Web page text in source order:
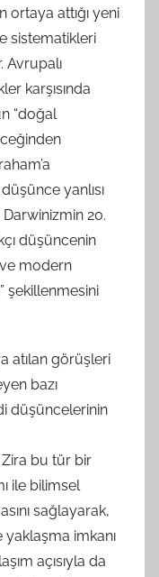
ortaya attığı yeni
sistematikleri
Avrupalı
karşısında
“doğal
yanlısı
20.
düşüncenin
modern
şekillenmesini
atılan görüşleri
bazı
düşüncelerinin
bu tür bir
ile bilimsel
sağlayarak,
imkanı
açısıyla da